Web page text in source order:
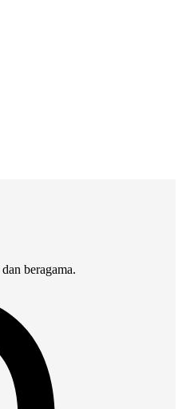
beragama.